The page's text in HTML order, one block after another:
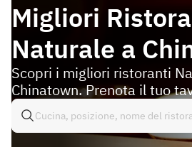
Migliori
Naturale a
Scopri i migliori ristoranti
Chinatown. Prenota il tuo